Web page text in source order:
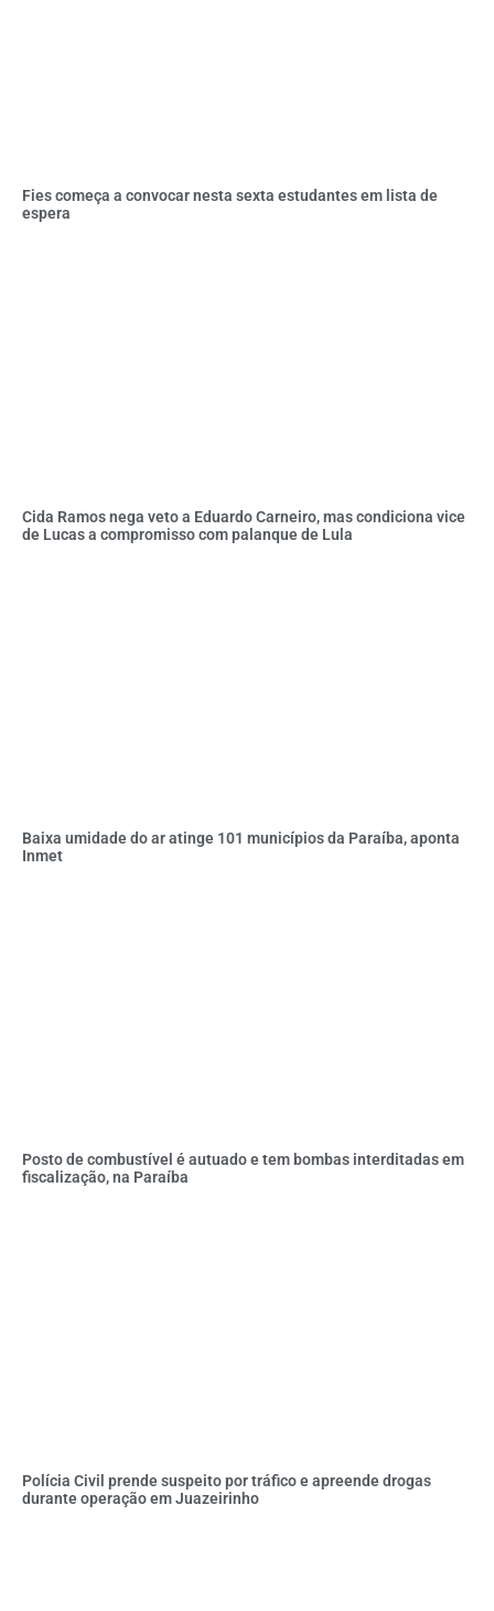
Fies começa a convocar nesta sexta estudantes em lista de
espera
Cida Ramos nega veto a Eduardo Carneiro, mas condiciona vice
de Lucas a compromisso com palanque de Lula
Baixa umidade do ar atinge 101 municípios da Paraíba, aponta
Inmet
Posto de combustível é autuado e tem bombas interditadas em
fiscalização, na Paraíba
Polícia Civil prende suspeito por tráfico e apreende drogas
durante operação em Juazeirinho